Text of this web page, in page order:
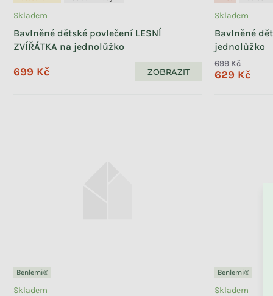
Noční stůl
Okenní závěs
Bavlněné dětské povlečení LESNÍ
ZVÍŘÁTKA na jednolůžko
Skladem
699 Kč ZOBRAZIT
Bavlněné
jednolůžko
Skladem
699 Kč
629 Kč
Benlemi®
Skladem
Benlemi®
Skladem